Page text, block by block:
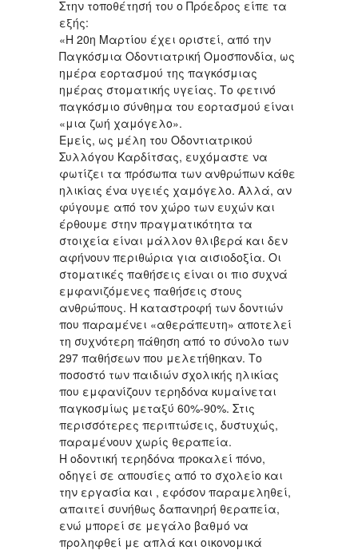
Στην τοποθέτησή του ο Πρόεδρος είπε τα
εξής:
«Η 20η Μαρτίου έχει οριστεί, από την
Παγκόσμια Οδοντιατρική Ομοσπονδία, ως
ημέρα εορτασμού της παγκόσμιας
ημέρας στοματικής υγείας. Το φετινό
παγκόσμιο σύνθημα του εορτασμού είναι
«μια ζωή χαμόγελο».
Εμείς, ως μέλη του Οδοντιατρικού
Συλλόγου Καρδίτσας, ευχόμαστε να
φωτίζει τα πρόσωπα των ανθρώπων κάθε
ηλικίας ένα υγειές χαμόγελο. Αλλά, αν
φύγουμε από τον χώρο των ευχών και
έρθουμε στην πραγματικότητα τα
στοιχεία είναι μάλλον θλιβερά και δεν
αφήνουν περιθώρια για αισιοδοξία. Οι
στοματικές παθήσεις είναι οι πιο συχνά
εμφανιζόμενες παθήσεις στους
ανθρώπους. Η καταστροφή των δοντιών
που παραμένει «αθεράπευτη» αποτελεί
τη συχνότερη πάθηση από το σύνολο των
297 παθήσεων που μελετήθηκαν. Το
ποσοστό των παιδιών σχολικής ηλικίας
που εμφανίζουν τερηδόνα κυμαίνεται
παγκοσμίως μεταξύ 60%-90%. Στις
περισσότερες περιπτώσεις, δυστυχώς,
παραμένουν χωρίς θεραπεία.
Η οδοντική τερηδόνα προκαλεί πόνο,
οδηγεί σε απουσίες από το σχολείο και
την εργασία και , εφόσον παραμεληθεί,
απαιτεί συνήθως δαπανηρή θεραπεία,
ενώ μπορεί σε μεγάλο βαθμό να
προληφθεί με απλά και οικονομικά